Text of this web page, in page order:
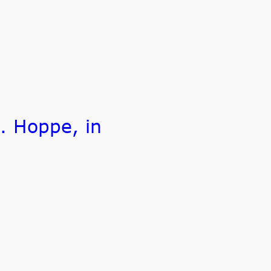
Hoppe, in